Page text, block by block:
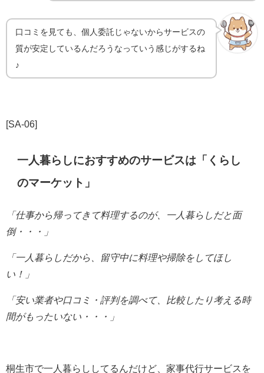
口コミを見ても、個人委託じゃないからサービスの
質が安定しているんだろうなっていう感じがするね
♪
[SA-06]
一人暮らしにおすすめのサービスは「くらし
のマーケット」
「仕事から帰ってきて料理するのが、一人暮らしだと面
倒・・・」
「一人暮らしだから、留守中に料理や掃除をしてほし
い！」
「安い業者や口コミ・評判を調べて、比較したり考える時
間がもったいない・・・」
桐生市で一人暮らししてるんだけど、家事代行サービスを